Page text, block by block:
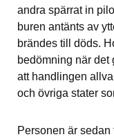
andra spärrat in
buren antänts av
brändes till döds.
bedömning när
att handlingen
och övriga stater
Personen är